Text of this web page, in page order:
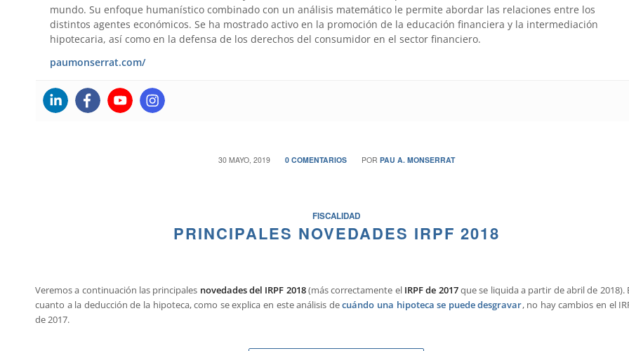
mundo. Su enfoque humanístico combinado con un análisis matemático le permite abordar las relaciones entre los
distintos agentes económicos. Se ha mostrado activo en la promoción de la educación financiera y la intermediación
hipotecaria, así como en la defensa de los derechos del consumidor en el sector financiero.
paumonserrat.com/
30 MAYO, 2019
/ 0 COMENTARIOS
/ POR PAU A. MONSERRAT
FISCALIDAD
PRINCIPALES NOVEDADES IRPF 2018
Veremos a continuación las principales novedades del IRPF 2018(más correctamente el IRPF de 2017que se liquida a partir de abril de 2018).
cuanto a la deducción de la hipoteca, como se explica en este análisis decuándo una hipoteca se puede desgravar, no hay cambios en el
de 2017.